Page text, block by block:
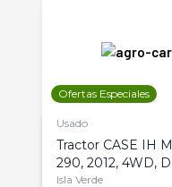
Ofertas Especiales
Usado
Tractor CASE IH
290, 2012, 4WD,
Isla Verde